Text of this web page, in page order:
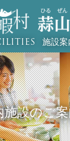
施設案
施設のご